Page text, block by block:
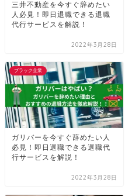
三井不動産を今すぐ辞めたい
人必見！即日退職できる退職
代行サービスを解説！
2022年3月28日
ブラック企業
ガリバーを今すぐ辞めたい人
必見！即日退職できる退職代
行サービスを解説！
2022年3月28日